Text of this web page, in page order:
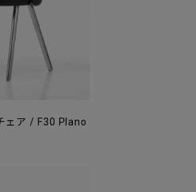
ェア / F30 Plano